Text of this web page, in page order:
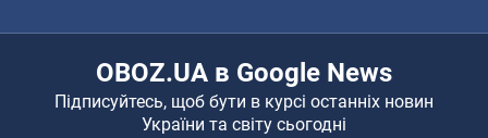
OBOZ.UA в Google News
Підписуйтесь, щоб бути в курсі останніх новин
України та світу сьогодні